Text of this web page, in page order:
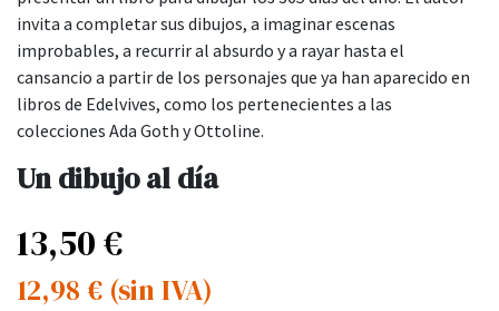
invita a completar sus dibujos, a imaginar escenas
improbables, a recurrir al absurdo y a rayar hasta el
cansancio a partir de los personajes que ya han aparecido en
libros de Edelvives, como los pertenecientes a las
colecciones Ada Goth y Ottoline.
Un dibujo al día
13,50€
12,98 € (sin IVA)